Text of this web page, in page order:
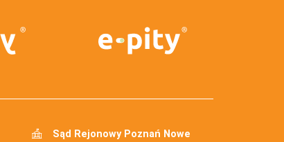
Sąd Rejonowy Poznań Nowe